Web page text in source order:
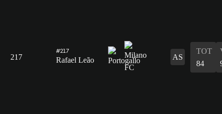
217
#217
Rafael Leão AS
TOT
84